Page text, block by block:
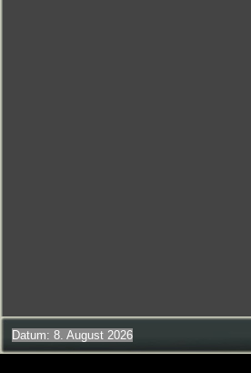
Datum: 8. August 2026